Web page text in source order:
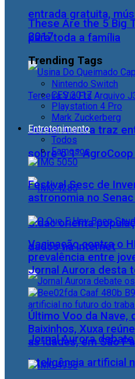
entrada gratuita,
para toda a família
Jornal Aurora traz
sobre o 1°
Cidac orienta
dados na internet
Jornal Aurora
inteligência artificial
These Are the 5 Big
2017
Trending Tags
Nintendo Switch
CES 2017
Playstation 4 Pro
Mark Zuckerberg
Entretenimento
Todos
Famosos
Festival Sesc de
astronomia no
Vacinação contra o
prevalência entre
Jornal Aurora desta
Último Voo da Nave,
Baixinhos, Xuxa
as idades, em São